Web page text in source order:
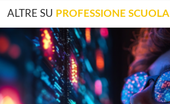
ALTRE SU PROFESSIONE SCUOLA